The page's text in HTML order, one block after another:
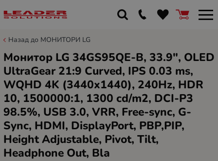
Назад до МОНИТОРИ LG
Монитор LG 34GS95QE-B, 33.9", OLED
UltraGear 21:9 Curved, IPS 0.03 ms,
WQHD 4K (3440x1440), 240Hz, HDR
10, 1500000:1, 1300 cd/m2, DCI-P3
98.5%, USB 3.0, VRR, Free-sync, G-
Sync, HDMI, DisplayPort, PBP,PIP,
Height Adjustable, Pivot, Tilt,
Headphone Out, Bla